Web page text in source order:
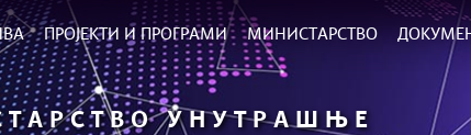
ПРОЈЕКТИ И ПРОГРАМИ МИНИСТАРСТВО
УНУТРАШЊЕ